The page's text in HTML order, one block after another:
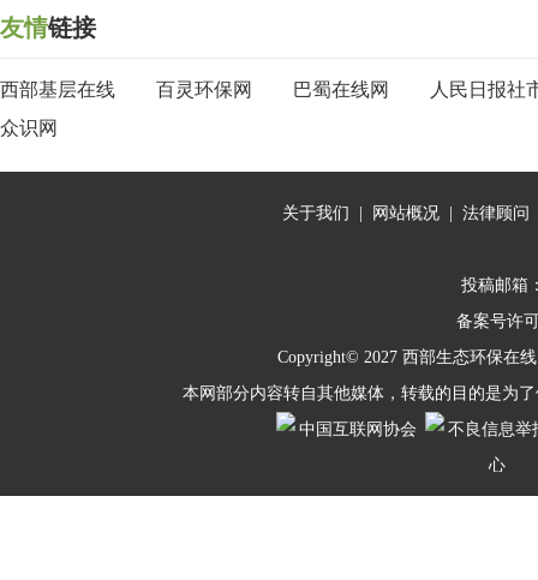
友情链接
西部基层在线 百灵环保网 巴蜀在线网
人民日报社
众识网
关于我们 网站概况| 法律顾问
投稿邮箱
备案号许
Copyright© 2027 西部生态环保在线
本网部分内容转自其他媒体，转载的目的是为